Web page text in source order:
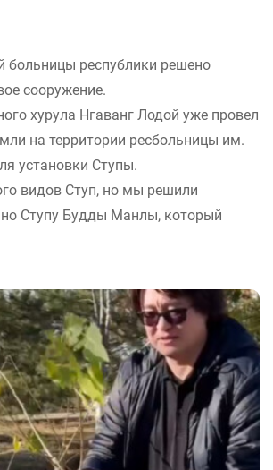
больницы республики решено
сооружение.
хурула Нгаванг Лодой уже провел
на территории ресбольницы им.
установки Ступы.
видов Ступ, но мы решили
Ступу Будды Манлы, который